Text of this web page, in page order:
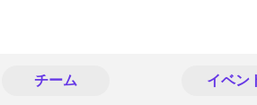
チーム イベン